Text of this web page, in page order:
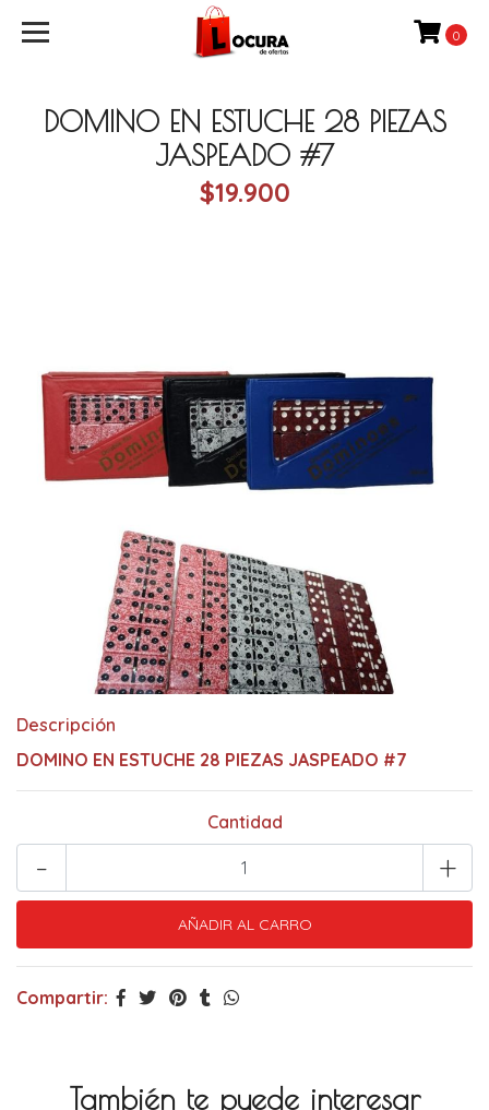
0
DOMINO EN ESTUCHE 28 PIEZAS
JASPEADO #7
$19.900
Descripción
DOMINO EN ESTUCHE 28 PIEZAS JASPEADO #7
Cantidad
+
-
Compartir:
También te puede interesar